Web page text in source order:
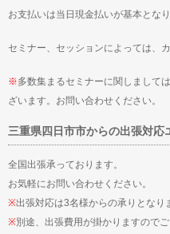
お支払いは当日現金払いが基本となり
セミナー、セッションによっては、
※多数集まるセミナーに関しまして
ざいます。お問い合わせください。
三重県四日市市からの出張対応
全国出張承っております。
お気軽にお問い合わせください。
※出張対応は3名様からの承りとなり
※別途、出張費用が掛かりますのでご